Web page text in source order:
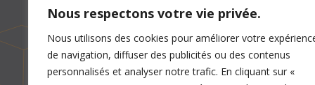
Nous respectons votre vie privée.
Nous utilisons des cookies pour améliorer votre
de navigation, diffuser des publicités ou des contenus
personnalisés et analyser notre trafic. En cliquant sur «
Contact
741, avenue d’Italie
ZI Albasud